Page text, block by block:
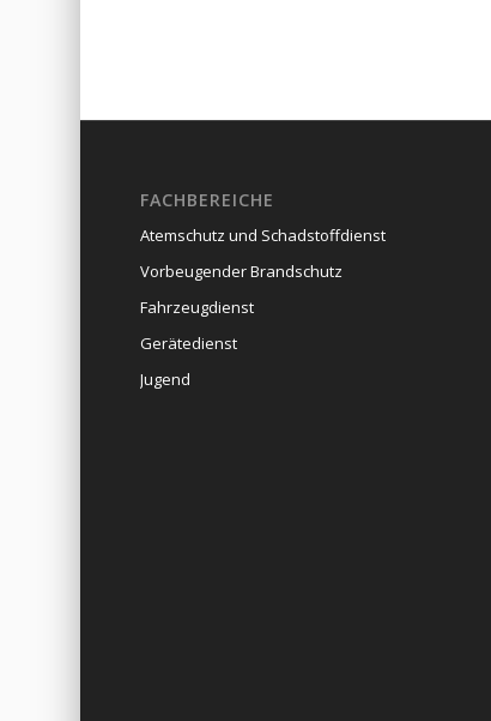
FACHBEREICHE
Atemschutz und Schadstoffdienst
Vorbeugender Brandschutz
Fahrzeugdienst
Gerätedienst
Jugend